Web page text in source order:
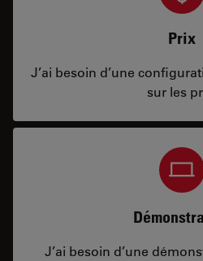
Prix
J’ai besoin d’une
sur les
J’ai besoin d’une